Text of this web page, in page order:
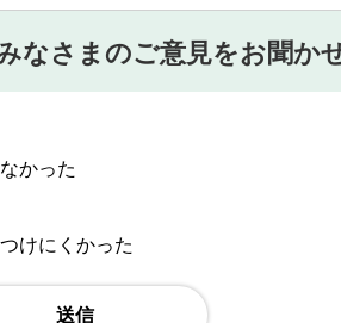
なさまのご意見をお聞か
かった
けにくかった